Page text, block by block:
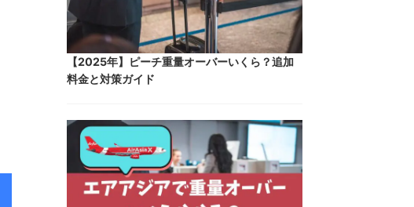
【2025年】ピーチ重量オーバーいくら？追加
料金と対策ガイド